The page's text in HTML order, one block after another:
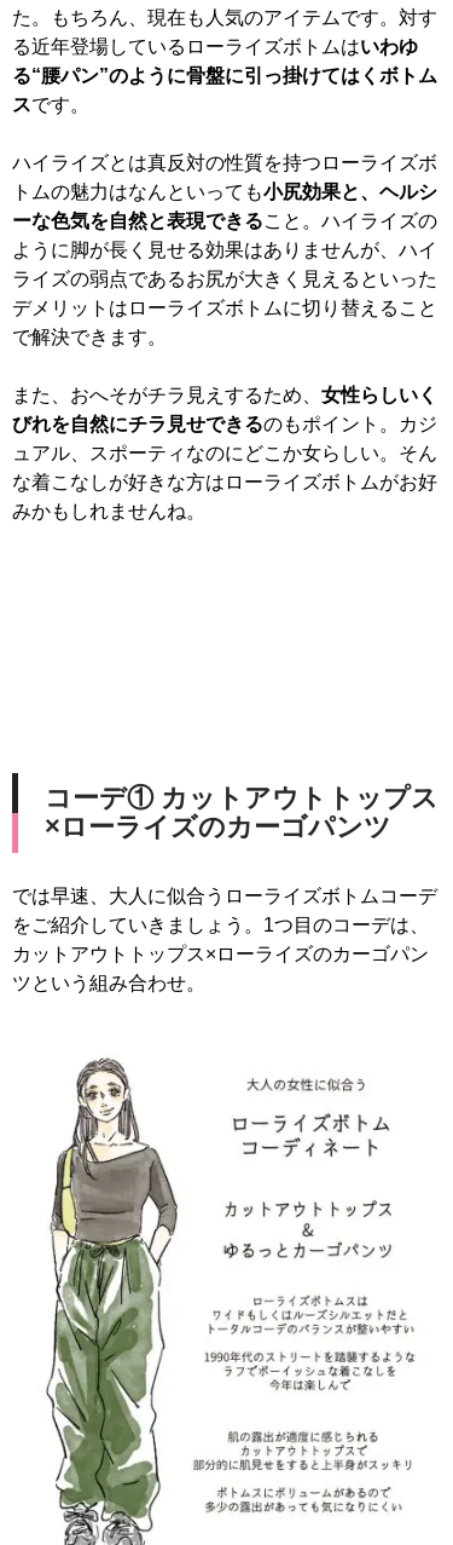
た。もちろん、現在も人気のアイテムです。対す
る近年登場しているローライズボトムはいわゆ
る“腰パン”のように骨盤に引っ掛けてはくボトム
スです。
ハイライズとは真反対の性質を持つローライズボ
トムの魅力はなんといっても小尻効果と、ヘルシ
ーな色気を自然と表現できること。ハイライズの
ように脚が長く見せる効果はありませんが、ハイ
ライズの弱点であるお尻が大きく見えるといった
デメリットはローライズボトムに切り替えること
で解決できます。
また、おへそがチラ見えするため、 女性らしいく
びれを自然にチラ見せできるのもポイント。カジ
ュアル、スポーティなのにどこか女らしい。そん
な着こなしが好きな方はローライズボトムがお好
みかもしれませんね。
コーデ① カットアウトトップス
×ローライズのカーゴパンツ
では早速、大人に似合うローライズボトムコーデ
をご紹介していきましょう。1つ目のコーデは、
カットアウトトップス×ローライズのカーゴパン
ツという組み合わせ。